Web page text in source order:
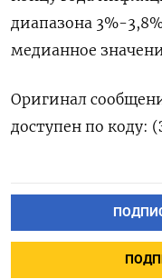
диапазона 3%-
медианное
Оригинал
доступен по коду: